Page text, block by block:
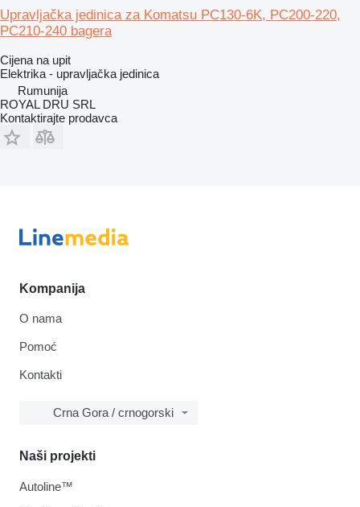
Upravljačka jedinica za Komatsu PC130-6K, PC200-220,
PC210-240 bagera
Cijena na upit
Elektrika - upravljačka jedinica
Rumunija
ROYAL DRU SRL
Kontaktirajte prodavca
Kompanija
O nama
Pomoć
Kontakti
Crna Gora / crnogorski
Naši projekti
Autoline™